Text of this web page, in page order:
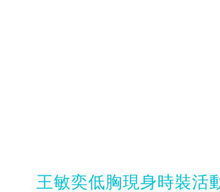
王敏奕低胸現身時裝活